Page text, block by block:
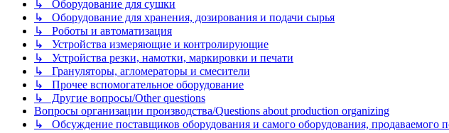
↳ Оборудование для сушки
↳ Оборудование для хранения, дозирования и подачи сырья
↳ Роботы и автоматизация
↳ Устройства измеряющие и контролирующие
↳ Устройства резки, намотки, маркировки и печати
↳ Грануляторы, агломераторы и смесители
↳ Прочее вспомогательное оборудование
↳ Другие вопросы/Other questions
Вопросы организации производства/Questions about production organizing
↳ Обсуждение поставщиков оборудования и самого оборудования, продаваемого